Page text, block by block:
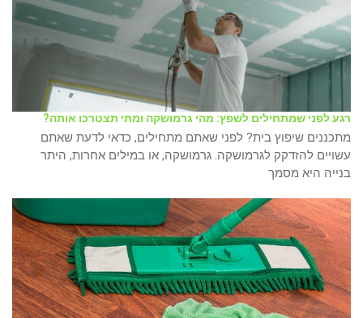
רגע לפני שמתחילים לשפץ: מהי גרמושקה ומתי תצטרכו אותה?
מתכננים שיפוץ בית? לפני שאתם מתחילים, כדאי לדעת שאתם
עשויים להזדקק לגרמושקה. גרמושקה, או במילים אחרות, היתר
בנייה היא מסמך